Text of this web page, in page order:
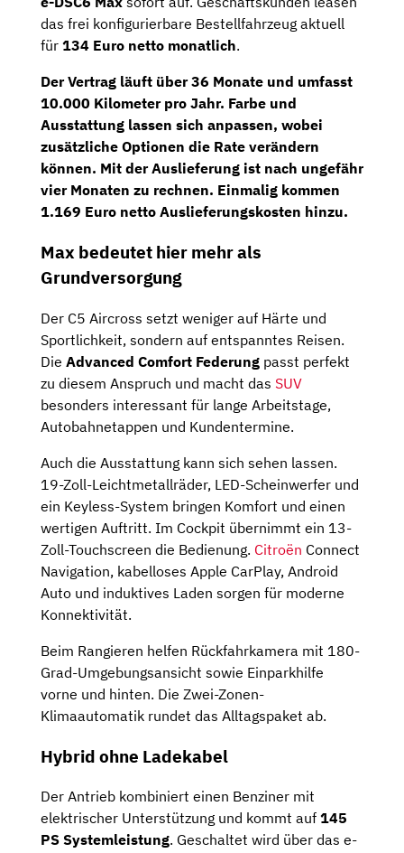
das frei konfigurierbare Bestellfahrzeug aktuell
für 134 Euro netto monatlich.
Der Vertrag läuft über36 Monate und umfasst
10.000 Kilometerpro Jahr. Farbe und
Ausstattung lassen sich anpassen, wobei
zusätzliche Optionen die Rate verändern
können. Mit der Auslieferung ist nach ungefähr
vier Monaten zu rechnen. Einmalig kommen
1.169 Euro netto Auslieferungskosten hinzu.
Max bedeutet hier mehr als
Grundversorgung
Der C5 Aircross setzt weniger auf Härte und
Sportlichkeit, sondern auf entspanntes Reisen.
Die Advanced Comfort Federung passt perfekt
zu diesem Anspruch und macht das SUV
besonders interessant für lange Arbeitstage,
Autobahnetappen und Kundentermine.
Auch die Ausstattung kann sich sehen lassen.
19-Zoll-Leichtmetallräder, LED-Scheinwerfer und
ein Keyless-System bringen Komfort und einen
wertigen Auftritt. Im Cockpit übernimmt ein 13-
Zoll-Touchscreen die Bedienung. Citroën Connect
Navigation, kabelloses Apple CarPlay, Android
Auto und induktives Laden sorgen für moderne
Konnektivität.
Beim Rangieren helfen Rückfahrkamera mit 180-
Grad-Umgebungsansicht sowie Einparkhilfe
vorne und hinten. Die Zwei-Zonen-
Klimaautomatik rundet das Alltagspaket ab.
Hybrid ohne Ladekabel
Der Antrieb kombiniert einen Benziner mit
elektrischer Unterstützung und kommt auf 145
PS Systemleistung. Geschaltet wird über das e-